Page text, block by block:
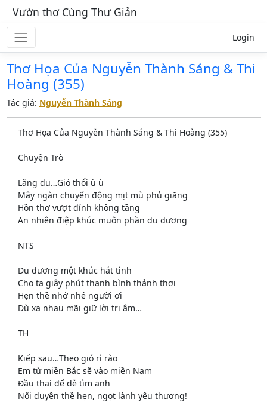
Vườn thơ Cùng Thư Giản
Login
Thơ Họa Của Nguyễn Thành Sáng & Thi
Hoàng (355)
Tác giả: Nguyễn Thành Sáng
Thơ Họa Của Nguyễn Thành Sáng & Thi Hoàng (355)
Chuyện Trò
Lãng du…Gió thổi ù ù
Mây ngàn chuyển động mịt mù phủ giăng
Hồn thơ vượt đỉnh không tầng
An nhiên điệp khúc muôn phần du dương
NTS
Du dương một khúc hát tình
Cho ta giây phút thanh bình thảnh thơi
Hẹn thề nhớ nhé người ơi
Dù xa nhau mãi giữ lời tri âm…
TH
Kiếp sau…Theo gió rì rào
Em từ miền Bắc sẽ vào miền Nam
Đầu thai để dễ tìm anh
Nối duyên thề hẹn, ngọt lành yêu thương!